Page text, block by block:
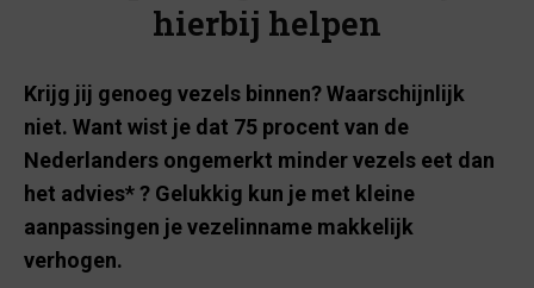
hierbij helpen
Krijg jij genoeg vezels binnen? Waarschijnlijk
niet. Want wist je dat 75 procent van de
Nederlanders ongemerkt minder vezels eet dan
het advies* ? Gelukkig kun je met kleine
aanpassingen je vezelinname makkelijk
verhogen.